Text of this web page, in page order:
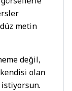
metin
değil,
olan